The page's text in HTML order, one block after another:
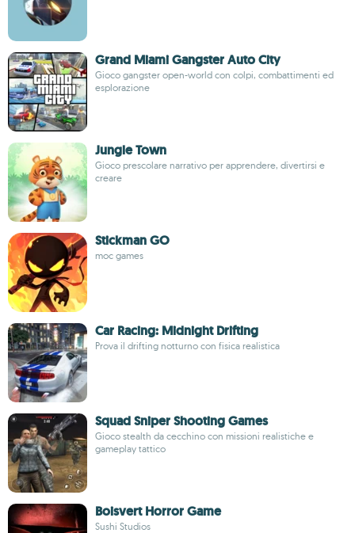
Grand Miami Gangster Auto City
Gioco gangster open-world con colpi, combattimenti ed
esplorazione
Jungle Town
Gioco prescolare narrativo per apprendere, divertirsi e
creare
Stickman GO
moc games
Car Racing: Midnight Drifting
Prova il drifting notturno con fisica realistica
Squad Sniper Shooting Games
Gioco stealth da cecchino con missioni realistiche e
gameplay tattico
Boisvert Horror Game
Sushi Studios